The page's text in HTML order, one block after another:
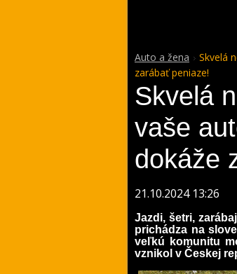
Auto a žena
Skvelá
zarábať peniaze!
Skvelá
vaše
dokáže
21.10.2024 13:26
Jazdi, šetri,
prichádza na
veľkú komunitu
vznikol v Českej